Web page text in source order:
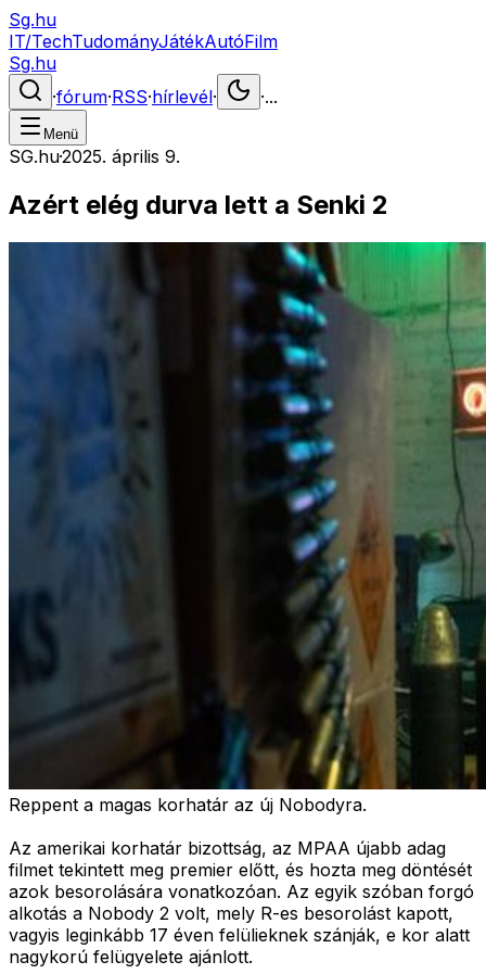
Sg.hu
IT/TechTudományJátékAutóFilm
Sg.hu
·fórum·RSS·hírlevél· ·...
Menü
SG.hu·2025. április 9.
Azért elég durva lett a Senki 2
Reppent a magas korhatár az új Nobodyra.
Az amerikai korhatár bizottság, az MPAA újabb adag
filmet tekintett meg premier előtt, és hozta meg döntését
azok besorolására vonatkozóan. Az egyik szóban forgó
alkotás a Nobody 2 volt, mely R-es besorolást kapott,
vagyis leginkább 17 éven felülieknek szánják, e kor alatt
nagykorú felügyelete ajánlott.